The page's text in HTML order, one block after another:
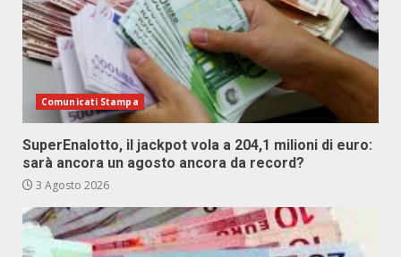
Comunicati Stampa
SuperEnalotto, il jackpot vola a 204,1 milioni di euro:
sarà ancora un agosto ancora da record?
3 Agosto 2026